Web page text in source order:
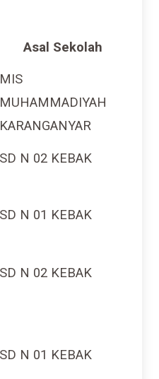
Asal Sekolah
MIS
MUHAMMADIYAH
KARANGANYAR
SD N 02 KEBAK
SD N 01 KEBAK
SD N 02 KEBAK
SD N 01 KEBAK